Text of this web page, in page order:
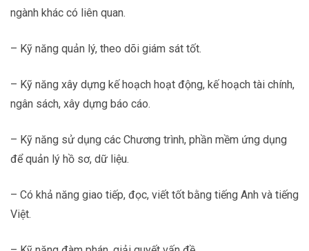
ngành khác có liên quan.
– Kỹ năng quản lý, theo dõi giám sát tốt.
– Kỹ năng xây dựng kế hoạch hoạt động, kế hoạch tài chính,
ngân sách, xây dựng báo cáo.
– Kỹ năng sử dụng các Chương trình, phần mềm ứng dụng
để quản lý hồ sơ, dữ liệu.
– Có khả năng giao tiếp, đọc, viết tốt bằng tiếng Anh và tiếng
Việt.